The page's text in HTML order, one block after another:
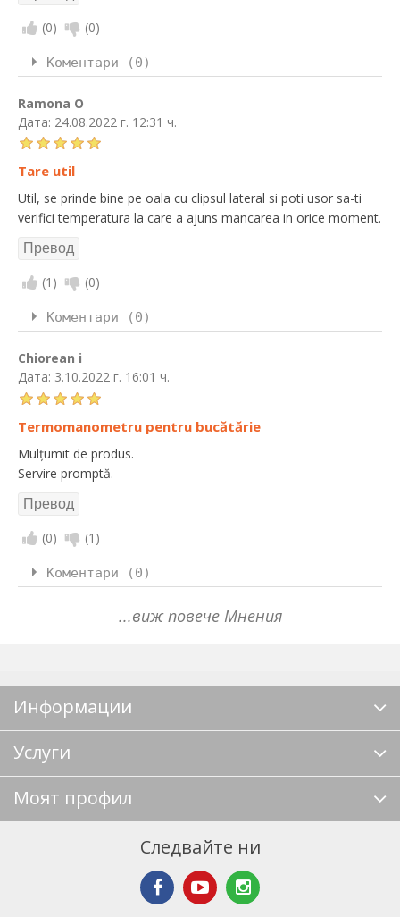
(0) (0)
Коментари (0)
Ramona O
Дата: 24.08.2022 г. 12:31 ч.
Tare util
Util, se prinde bine pe oala cu clipsul lateral si poti usor sa-ti
verifici temperatura la care a ajuns mancarea in orice moment.
(1 ) (0)
Коментари (0)
Chiorean i
Дата: 3.10.2022 г. 16:01 ч.
Termomanometru pentru bucătărie
Mulțumit de produs.
Servire promptă.
(0) (1 )
Коментари (0)
...виж повече Мнения
Информации
Услуги
Моят профил
Следвайте ни